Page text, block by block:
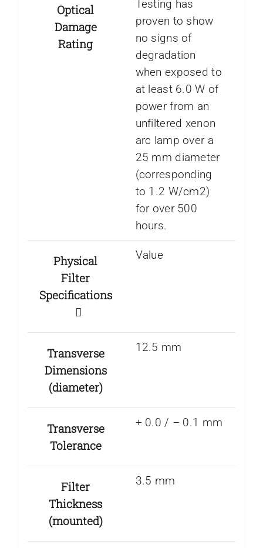
Optical
Damage
Rating
Testing has
proven to show
no signs of
degradation
when exposed to
at least 6.0 W of
power from an
unfiltered xenon
arc lamp over a
25 mm diameter
(corresponding
to 1.2 W/cm2)
for over 500
hours.
Physical
Filter
Specifications
Value
Transverse
Dimensions
(diameter)
12.5 mm
Transverse
Tolerance
+ 0.0 / – 0.1 mm
Filter
Thickness
(mounted)
3.5 mm